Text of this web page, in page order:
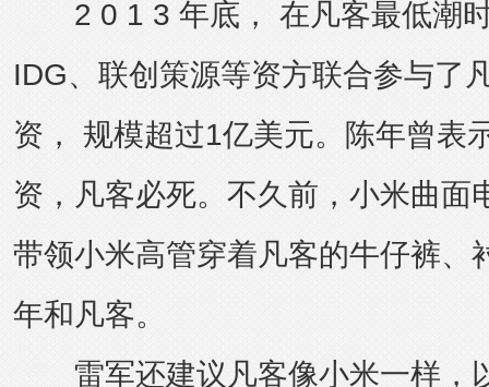
2 0 1 3 年底， 在凡客最低潮
IDG、联创策源等资方联合参与了
资， 规模超过1亿美元。陈年曾表
资，凡客必死。不久前，小米曲面
带领小米高管穿着凡客的牛仔裤、
年和凡客。
雷军还建议凡客像小米一样，